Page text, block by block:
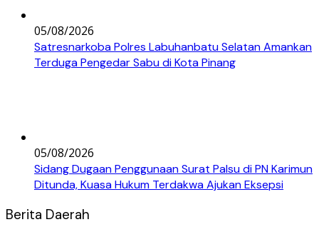
05/08/2026
Satresnarkoba Polres Labuhanbatu Selatan Amankan
Terduga Pengedar Sabu di Kota Pinang
05/08/2026
Sidang Dugaan Penggunaan Surat Palsu di PN Karimun
Ditunda, Kuasa Hukum Terdakwa Ajukan Eksepsi
Berita Daerah